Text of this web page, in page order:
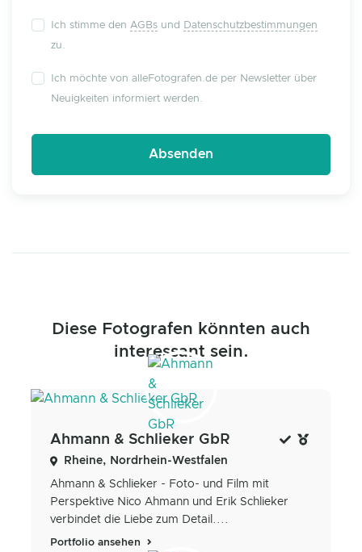
Ich stimme den AGBs und
Datenschutzbestimmungen
zu.
Ich möchte von alleFotografen.de per Newsletter über
Neuigkeiten informiert werden.
Diese Fotografen könnten auch
interessant sein.
Ahmann & Schlieker GbR
Rheine, Nordrhein-Westfalen
Ahmann & Schlieker - Foto- und Film mit
Perspektive Nico Ahmann und Erik Schlieker
verbindet die Liebe zum Detail....
Portfolio ansehen